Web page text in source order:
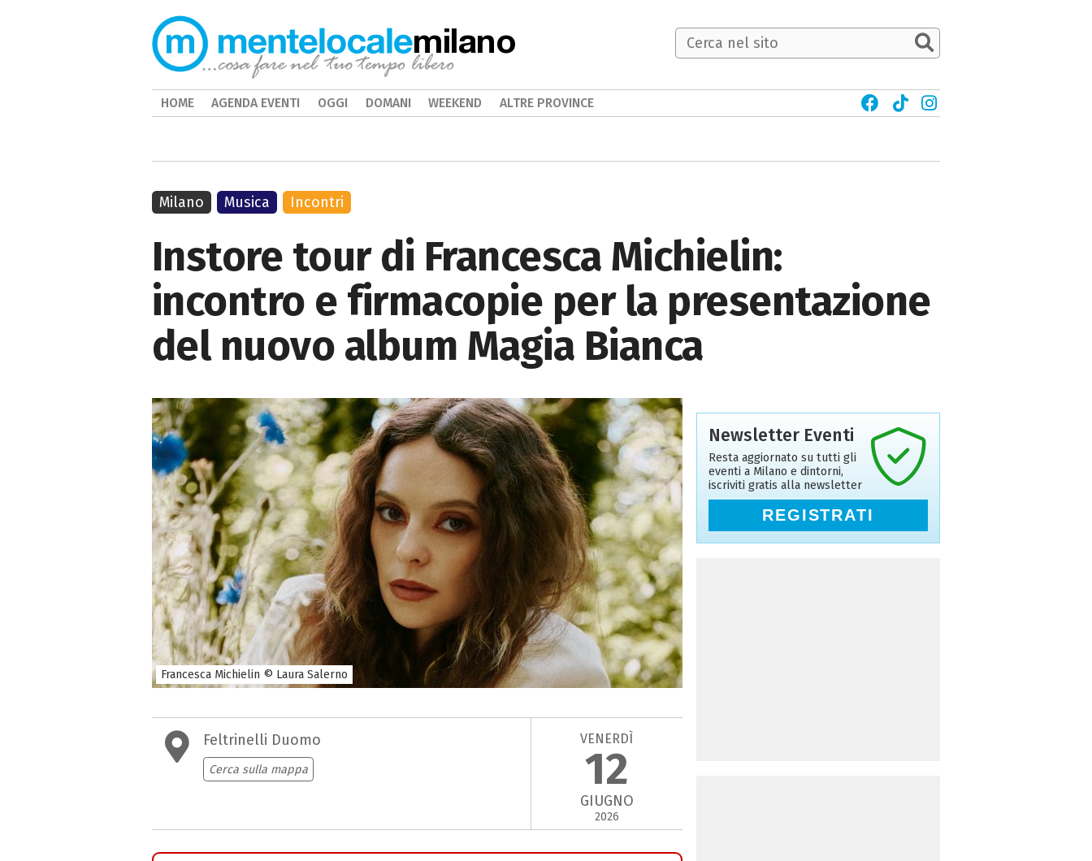
Instore tour di Francesca Michielin:
incontro e firmacopie per la presentazione
del nuovo album Magia Bianca
Francesca Michielin © Laura Salerno
Feltrinelli Duomo
Cerca sulla mappa
VENERDÌ
12
GIUGNO
2026
Milano Musica Incontri
Newsletter Eventi
Resta aggiornato su tutti gli
eventi a Milano e dintorni,
iscriviti gratis alla newsletter
REGISTRATI
milano
HOME AGENDA EVENTI OGGI DOMANI WEEKEND ALTRE PROVINCE